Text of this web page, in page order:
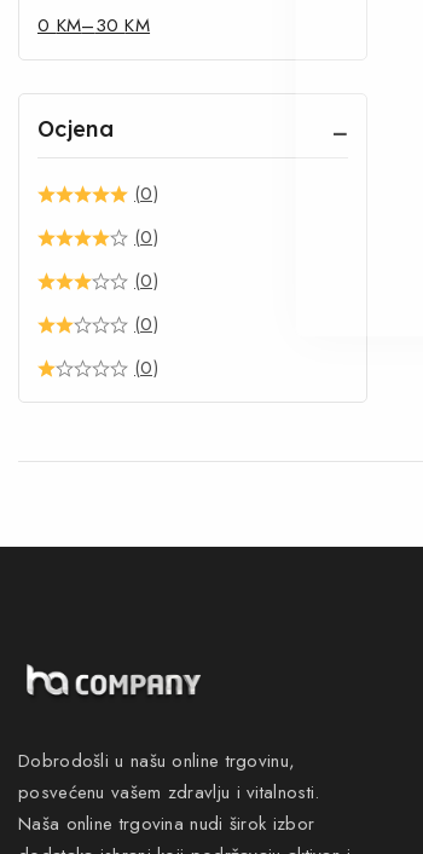
0 KM–30KM
Ocjena
(0)
(0)
(0)
(0)
(0)
Dobrodošli u našu online trgovinu,
posvećenu vašem zdravlju i vitalnosti.
Naša online trgovina nudi širok izbor